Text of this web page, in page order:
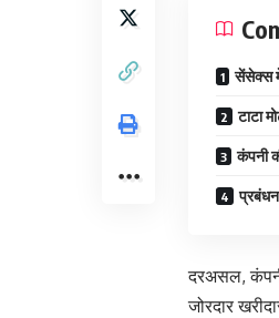
सेंसेक्स में
टाटा
कंपनी
दरअसल,
जोरदार